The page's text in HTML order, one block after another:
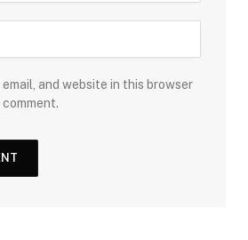
email, and website in this browser